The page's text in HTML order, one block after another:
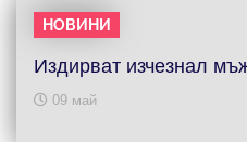
НОВИНИ
Издирват изчезнал
09 май